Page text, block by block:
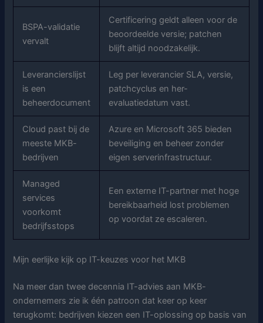
BSPA-validatie
vervalt
Certificering geldt alleen voor de
beoordeelde versie; patchen
blijft altijd noodzakelijk.
Leverancierslijst
is een
beheerdocument
Leg per leverancier SLA, versie,
patchcyclus en her-
evaluatiedatum vast.
Cloud past bij de
meeste MKB-
bedrijven
Azure en Microsoft 365 bieden
beveiliging en beheer zonder
eigen serverinfrastructuur.
Managed
services
voorkomt
bedrijfsstops
Een externe IT-partner met hoge
bereikbaarheid lost problemen
op voordat ze escaleren.
Mijn eerlijke kijk op IT-keuzes voor het MKB
Na meer dan twee decennia IT-advies aan MKB-
ondernemers zie ik één patroon dat keer op keer
terugkomt: bedrijven kiezen een IT-oplossing op basis van